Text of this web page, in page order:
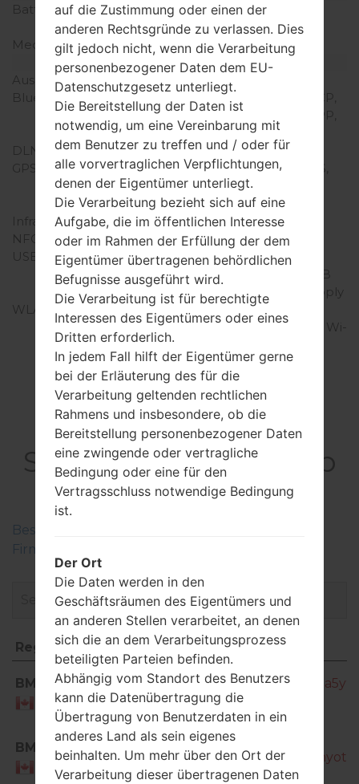
Batteriekapazität
Nicht entfernbar Li-Ion
7900 mAh
Mechanische Tastatur
-
Interfaces
Ausgabe für Audio
3.5mm jack
Bluetooth
Version 4.0, A2DP, AVRCP,
DI, HID, HOGP, HSP, OPP,
PAN
DLNA
Ja
GPS
Ja, mit A-GPS, GLONASS,
Geotagging, BeiDou, S-
GPS, QuickGPS
Infrarotanschluss
Ja
NFC
-
USB
microUSB 2.0, USB
charging, USB Host, USB
OTG 1.3, USB power supply
WLAN
Wi-Fi 802.11 a/b/g/n/ac,
dual-band, Wi-Fi Direct, Wi-
FirmwareSamsung
SM-T805WGalaxy Tab
S 10.5
Beschreiben Sie die Regionen der Samsung-
Firmwaren
Region
Dateiname
Region
Dateiname
BMC
Canada
SM-
BMC
Canada
SM-
auf die Zustimmung oder einen der
anderen Rechtsgründe zu verlassen. Dies
gilt jedoch nicht, wenn die Verarbeitung
personenbezogener Daten dem EU-
Datenschutzgesetz unterliegt.
Die Bereitstellung der Daten ist
notwendig, um eine Vereinbarung mit
dem Benutzer zu treffen und / oder für
alle vorvertraglichen Verpflichtungen,
denen der Eigentümer unterliegt.
Die Verarbeitung bezieht sich auf eine
Aufgabe, die im öffentlichen Interesse
oder im Rahmen der Erfüllung der dem
Eigentümer übertragenen behördlichen
Befugnisse ausgeführt wird.
Die Verarbeitung ist für berechtigte
Interessen des Eigentümers oder eines
Dritten erforderlich.
In jedem Fall hilft der Eigentümer gerne
bei der Erläuterung des für die
Verarbeitung geltenden rechtlichen
Rahmens und insbesondere, ob die
Bereitstellung personenbezogener Daten
eine zwingende oder vertragliche
Bedingung oder eine für den
Vertragsschluss notwendige Bedingung
ist.
Der Ort
Die Daten werden in den
Geschäftsräumen des Eigentümers und
an anderen Stellen verarbeitet, an denen
sich die an dem Verarbeitungsprozess
beteiligten Parteien befinden.
Abhängig vom Standort des Benutzers
kann die Datenübertragung die
Übertragung von Benutzerdaten in ein
anderes Land als sein eigenes
beinhalten. Um mehr über den Ort der
Verarbeitung dieser übertragenen Daten